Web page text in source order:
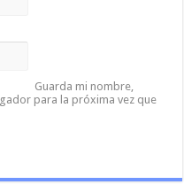
Guarda mi nombre,
para la próxima vez que